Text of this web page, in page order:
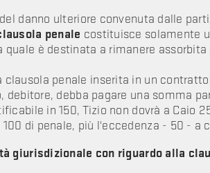
danno ulteriore convenuta dalle
penale costituisce solamente
quale è destinata a rimanere
clausola penale inserita in un
debitore, debba pagare una somma
in 150, Tizio non dovrà a Caio
100 di penale, più l'eccedenza - 50 - a
giurisdizionale con riguardo alla